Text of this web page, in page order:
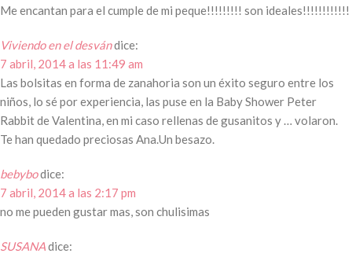
Me encantan para el cumple de mi peque!!!!!!!!! son ideales!!!!!!!!!!!!
Viviendo en el desvándice:
7 abril, 2014 a las 11:49 am
Las bolsitas en forma de zanahoria son un éxito seguro entre los
niños, lo sé por experiencia, las puse en la Baby Shower Peter
Rabbit de Valentina, en mi caso rellenas de gusanitos y … volaron.
Te han quedado preciosas Ana.Un besazo.
bebybodice:
7 abril, 2014 a las 2:17 pm
no me pueden gustar mas, son chulisimas
SUSANAdice: